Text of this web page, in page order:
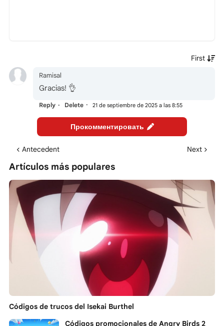
Ramisal
Gracias! 👌
Reply Delete 21 de septiembre de 2025 a las 8:55
Прокомментировать
Antecedent Next
Artículos más populares
Códigos de trucos del Isekai Burthel
Códigos promocionales de Angry Birds 2